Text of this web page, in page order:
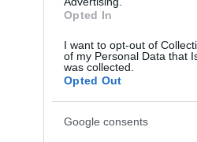
Opted In
I want to opt-out of
of my Personal Data that
was collected.
Opted Out
Google consents